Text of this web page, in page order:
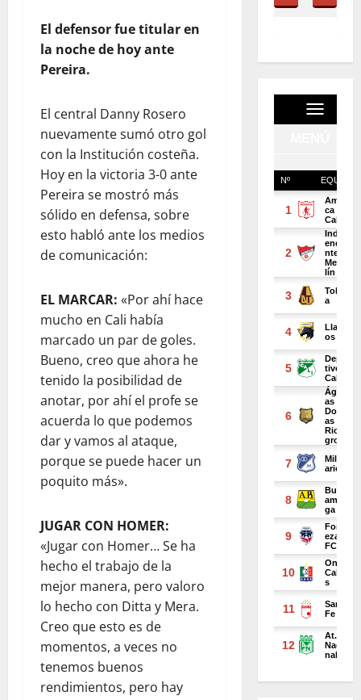
El defensor fue titular en
la noche de hoy ante
Pereira.
El central Danny Rosero
nuevamente sumó otro gol
con la Institución costeña.
Hoy en la victoria 3-0 ante
Pereira se mostró más
sólido en defensa, sobre
esto habló ante los medios
de comunicación:
EL MARCAR: «Por ahí hace
mucho en Cali había
marcado un par de goles.
Bueno, creo que ahora he
tenido la posibilidad de
anotar, por ahí el profe se
acuerda lo que podemos
dar y vamos al ataque,
porque se puede hacer un
poquito más».
JUGAR CON HOMER:
«Jugar con Homer… Se ha
hecho el trabajo de la
mejor manera, pero valoro
lo hecho con Ditta y Mera.
Creo que esto es de
momentos, a veces no
tenemos buenos
rendimientos, pero hay